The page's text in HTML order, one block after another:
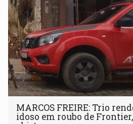
MARCOS FREIRE: Trio
idoso em roubo de